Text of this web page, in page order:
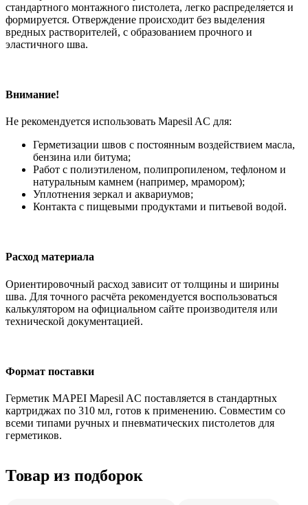
стандартного монтажного пистолета, легко распределяется и
формируется. Отверждение происходит без выделения
вредных растворителей, с образованием прочного и
эластичного шва.
Внимание!
Не рекомендуется использовать Mapesil AC для:
Герметизации швов с постоянным воздействием масла,
бензина или битума;
Работ с полиэтиленом, полипропиленом, тефлоном и
натуральным камнем (например, мрамором);
Уплотнения зеркал и аквариумов;
Контакта с пищевыми продуктами и питьевой водой.
Расход материала
Ориентировочный расход зависит от толщины и ширины
шва. Для точного расчёта рекомендуется воспользоваться
калькулятором на официальном сайте производителя или
технической документацией.
Формат поставки
Герметик MAPEI Mapesil AC поставляется в стандартных
картриджах по 310 мл, готов к применению. Совместим со
всеми типами ручных и пневматических пистолетов для
герметиков.
Товар из подборок